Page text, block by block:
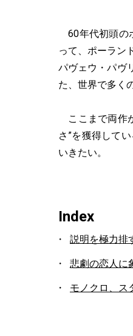
60年代初頭の
って、ポーラン
パヴェウ・パヴ
た、世界で多く
ここまで両作
さ”を獲得して
いきたい。
Index
説明を極力排
悲劇の恋人に
モノクロ、ス